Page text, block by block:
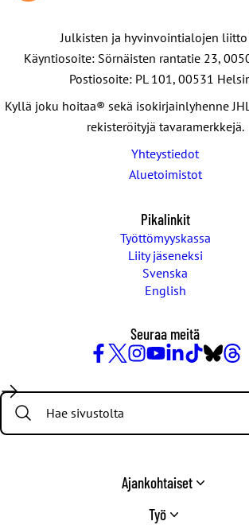
Julkisten ja hyvinvointialojen liitto
Käyntiosoite: Sörnäisten rantatie 23,
Postiosoite: PL 101, 00531
Kyllä joku hoitaa® sekä isokirjainlyhenne
rekisteröityjä tavaramerkkejä.
Yhteystiedot
Aluetoimistot
Pikalinkit
Työttömyyskassa
Liity jäseneksi
Svenska
English
Seuraa meitä
/
Twitter
Search:
Ajankohtaiset
Työ